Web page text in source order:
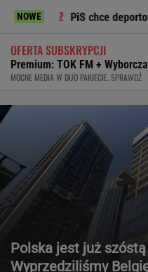
NOWE
PiS chce deportować
OFERTA SUBSKRYPCJI
Premium: TOK FM +
MOCNE MEDIA W DUO PAKIECIE. SPRAWDŹ
Polska jest już
Wyprzedziliśmy